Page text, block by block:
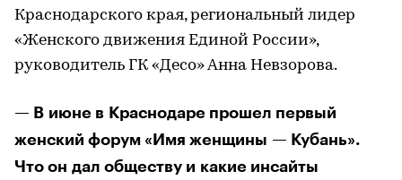
Краснодарского края, региональный лидер
«Женского движения Единой России»,
руководитель ГК «Десо» Анна Невзорова.
— В июне в Краснодаре прошел первый
женский форум «Имя женщины — Кубань».
Что он дал обществу и какие инсайты